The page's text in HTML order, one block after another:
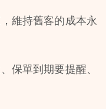
維持舊客的成本永
保單到期要提醒、